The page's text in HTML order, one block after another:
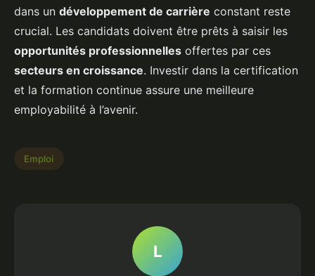
dans un développement de carrière constant reste
crucial. Les candidats doivent être prêts à saisir les
opportunités professionnelles offertes par ces
secteurs en croissance. Investir dans la certification
et la formation continue assure une meilleure
employabilité à l’avenir.
Emploi
L